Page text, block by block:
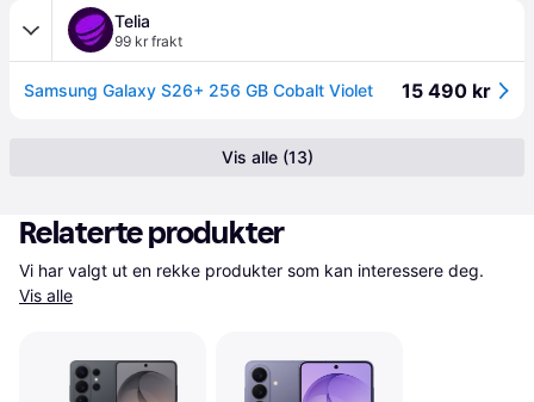
Telia
99 kr frakt
Samsung Galaxy S26+ 256 GB Cobalt Violet 15 490 kr
Vis alle (13)
Relaterte produkter
Vis alle